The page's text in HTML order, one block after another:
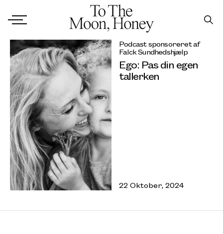
Podcast sponsoreret af
Falck Sundhedshjælp
Ego: Pas din egen
tallerken
22 Oktober, 2024